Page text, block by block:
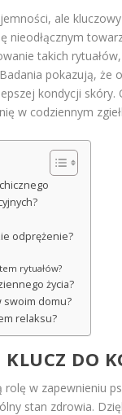
ale
nieodłącznym
takich
pokazują,
kondycji
w codziennym
odprężenie?
rytuałów?
życia?
swoim domu?
relaksu?
KLUCZ DO
rolę w zapewnieniu
stan zdrowia.